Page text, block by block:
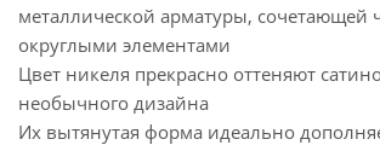
металлической арматуры, сочетающей
округлыми элементами
Цвет никеля прекрасно оттеняют
необычного дизайна
Их вытянутая форма идеально